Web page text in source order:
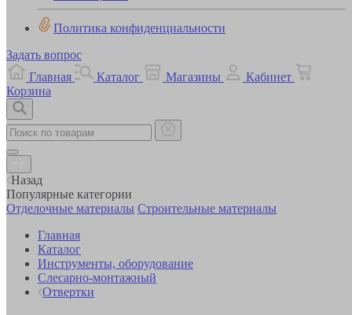
Политика конфиденциальности
Задать вопрос
Главная
Каталог Магазины
Кабинет
Корзина
Назад
Популярные категории
Отделочные материалы Строительные материалы
Главная
Каталог
Инструменты, оборудование
Слесарно-монтажный
Отвертки